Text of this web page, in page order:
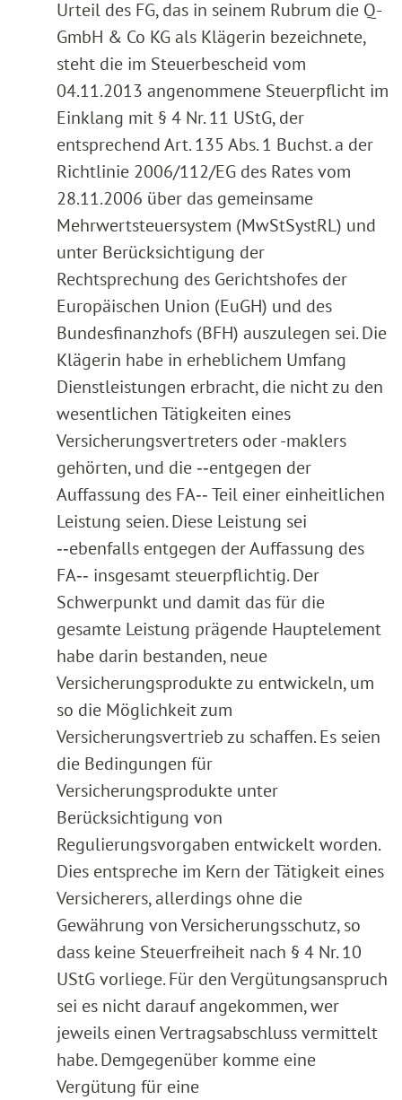
Urteil des FG, das in seinem Rubrum die Q-
GmbH & Co KG als Klägerin bezeichnete,
steht die im Steuerbescheid vom
04.11.2013 angenommene Steuerpflicht im
Einklang mit § 4 Nr. 11 UStG, der
entsprechend Art. 135 Abs. 1 Buchst. a der
Richtlinie 2006/112/EG des Rates vom
28.11.2006 über das gemeinsame
Mehrwertsteuersystem (MwStSystRL) und
unter Berücksichtigung der
Rechtsprechung des Gerichtshofes der
Europäischen Union (EuGH) und des
Bundesfinanzhofs (BFH) auszulegen sei. Die
Klägerin habe in erheblichem Umfang
Dienstleistungen erbracht, die nicht zu den
wesentlichen Tätigkeiten eines
Versicherungsvertreters oder -maklers
gehörten, und die ‑‑entgegen der
Auffassung des FA‑‑ Teil einer einheitlichen
Leistung seien. Diese Leistung sei
‑‑ebenfalls entgegen der Auffassung des
FA‑‑ insgesamt steuerpflichtig. Der
Schwerpunkt und damit das für die
gesamte Leistung prägende Hauptelement
habe darin bestanden, neue
Versicherungsprodukte zu entwickeln, um
so die Möglichkeit zum
Versicherungsvertrieb zu schaffen. Es seien
die Bedingungen für
Versicherungsprodukte unter
Berücksichtigung von
Regulierungsvorgaben entwickelt worden.
Dies entspreche im Kern der Tätigkeit eines
Versicherers, allerdings ohne die
Gewährung von Versicherungsschutz, so
dass keine Steuerfreiheit nach § 4 Nr. 10
UStG vorliege. Für den Vergütungsanspruch
sei es nicht darauf angekommen, wer
jeweils einen Vertragsabschluss vermittelt
habe. Demgegenüber komme eine
Vergütung für eine